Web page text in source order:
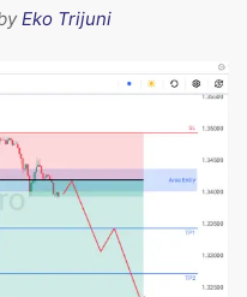
Eko Trijuni